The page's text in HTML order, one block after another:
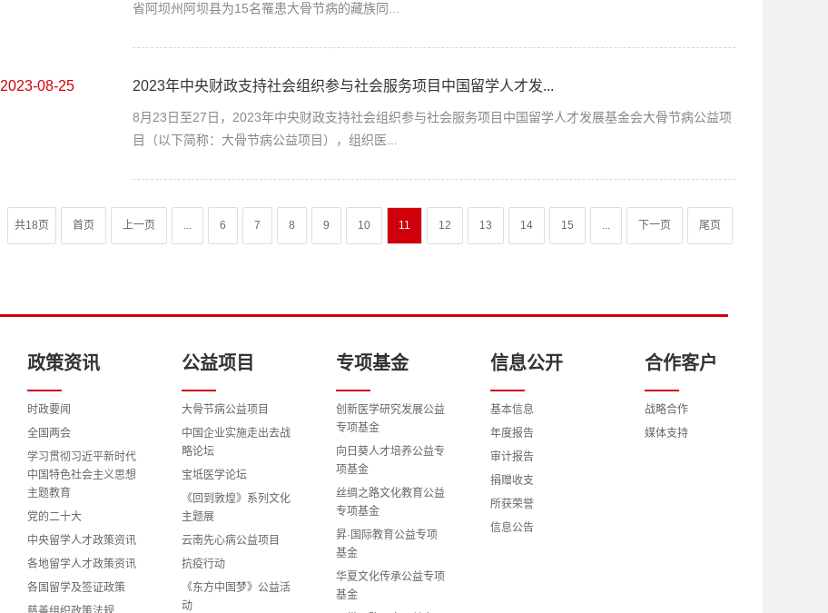
省阿坝州阿坝县为15名罹患大骨节病的藏族同...
2023-08-25 2023年中央财政支持社会组织参与社会服务项目中国留学人才发...
8月23日至27日，2023年中央财政支持社会组织参与社会服务项目中国留学人才发展基金会大骨节病公益项
目（以下简称：大骨节病公益项目），组织医...
共18页 首页 上一页 ... 6 7 8 9 10 11 12 13 14 15 ... 下一页 尾页
政策资讯
时政要闻
全国两会
学习贯彻习近平新时代
中国特色社会主义思想
主题教育
党的二十大
中央留学人才政策资讯
各地留学人才政策资讯
各国留学及签证政策
公益项目
大骨节病公益项目
中国企业实施走出去战
略论坛
宝坻医学论坛
《回到敦煌》系列文化
主题展
云南先心病公益项目
抗疫行动
《东方中国梦》公益活
动
专项基金
创新医学研究发展公益
专项基金
向日葵人才培养公益专
项基金
丝绸之路文化教育公益
专项基金
昇·国际教育公益专项
基金
华夏文化传承公益专项
基金
信息公开
基本信息
年度报告
审计报告
捐赠收支
所获荣誉
信息公告
合作客户
战略合作
媒体支持